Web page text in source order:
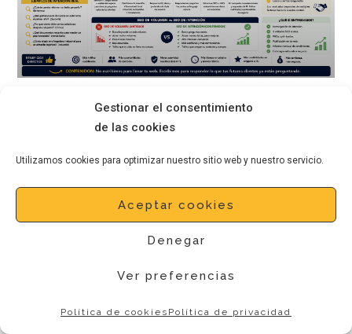
Gestionar el consentimiento
de las cookies
Utilizamos cookies para optimizar nuestro sitio web y nuestro servicio.
Aceptar cookies
Denegar
Ver preferencias
Política de cookies Política de privacidad
SEO basado en intención de
búsqueda: cómo atraer tráfico